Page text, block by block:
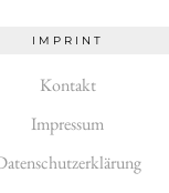
IMPRINT
Kontakt
Impressum